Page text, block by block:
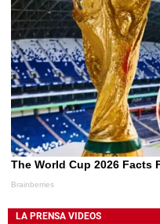
LA PRENSA VIDEOS